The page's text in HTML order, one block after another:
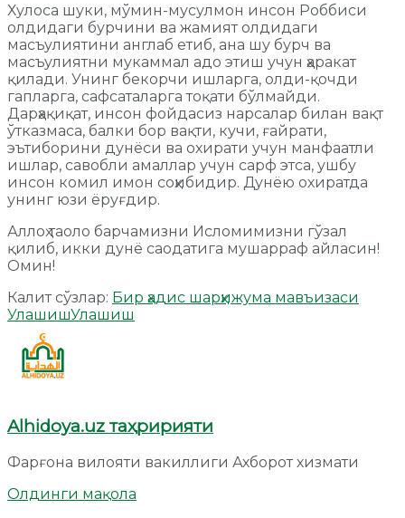
Хулоса шуки, мўмин-мусулмон инсон Роббиси
олдидаги бурчини ва жамият олдидаги
масъулиятини англаб етиб, ана шу бурч ва
масъулиятни мукаммал адо этиш учун ҳаракат
қилади. Унинг бекорчи ишларга, олди-қочди
гапларга, сафсаталарга тоқати бўлмайди.
Дарҳақиқат, инсон фойдасиз нарсалар билан вақт
ўтказмаса, балки бор вақти, кучи, ғайрати,
эътиборини дунёси ва охирати учун манфаатли
ишлар, савобли амаллар учун сарф этса, ушбу
инсон комил имон соҳибидир. Дунёю охиратда
унинг юзи ёруғдир.
Аллоҳ таоло барчамизни Исломимизни гўзал
қилиб, икки дунё саодатига мушарраф айласин!
Омин!
Калит сўзлар: Бир ҳадис шарҳижума мавъизаси
УлашишУлашиш
Alhidoya.uz таҳририяти
Фарғона вилояти вакиллиги Ахборот хизмати
Олдинги мақола